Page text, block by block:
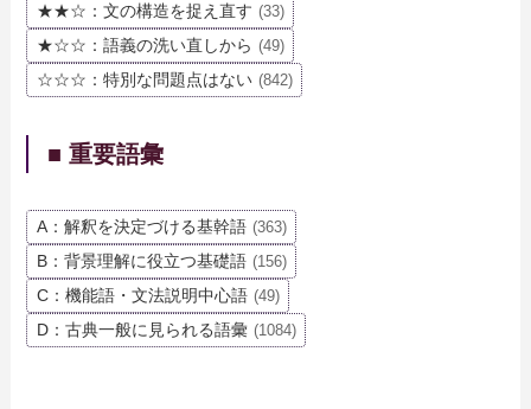
★★☆：文の構造を捉え直す (33)
★☆☆：語義の洗い直しから (49)
☆☆☆：特別な問題点はない (842)
■ 重要語彙
A：解釈を決定づける基幹語 (363)
B：背景理解に役立つ基礎語 (156)
C：機能語・文法説明中心語 (49)
D：古典一般に見られる語彙 (1084)